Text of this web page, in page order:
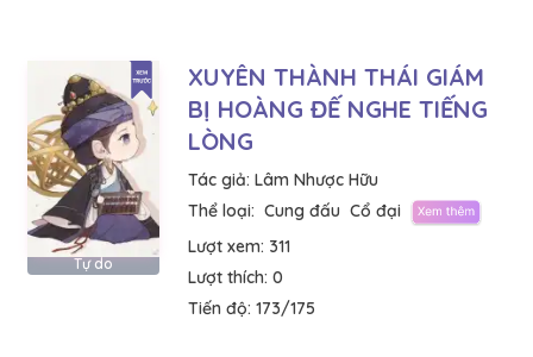
Tự do
XUYÊN THÀNH THÁI GIÁM
BỊ HOÀNG ĐẾ NGHE TIẾNG
LÒNG
Tác giả: Lâm Nhược Hữu
Thể loại: Cung đấu Cổ đại
Lượt xem: 311
Lượt thích: 0
Tiến độ: 173/175